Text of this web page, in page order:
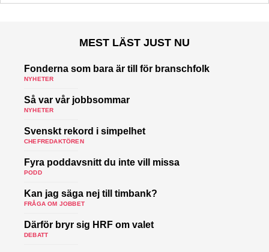
MEST LÄST JUST NU
Fonderna som bara är till för branschfolk
NYHETER
Så var vår jobbsommar
NYHETER
Svenskt rekord i simpelhet
CHEFREDAKTÖREN
Fyra poddavsnitt du inte vill missa
PODD
Kan jag säga nej till timbank?
FRÅGA OM JOBBET
Därför bryr sig HRF om valet
DEBATT